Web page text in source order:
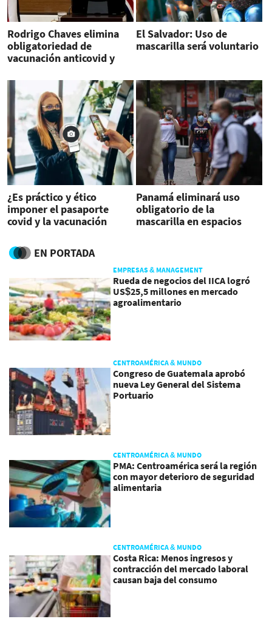
Rodrigo Chaves elimina
obligatoriedad de
vacunación anticovid y
El Salvador: Uso de
mascarilla será voluntario
¿Es práctico y ético
imponer el pasaporte
covid y la vacunación
Panamá eliminará uso
obligatorio de la
mascarilla en espacios
EN PORTADA
EMPRESAS & MANAGEMENT
Rueda de negocios del IICA logró
US$25,5 millones en mercado
agroalimentario
CENTROAMÉRICA & MUNDO
Congreso de Guatemala aprobó
nueva Ley General del Sistema
Portuario
CENTROAMÉRICA & MUNDO
PMA: Centroamérica será la región
con mayor deterioro de seguridad
alimentaria
CENTROAMÉRICA & MUNDO
Costa Rica: Menos ingresos y
contracción del mercado laboral
causan baja del consumo